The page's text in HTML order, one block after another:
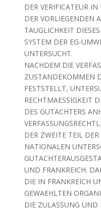
DER VERIFICATEUR
DER VORLIEGENDEN
TAUGLICHKEIT
SYSTEM DER EG-
UNTERSUCHT.
NACHDEM DIE
ZUSTANDEKOMMEN
FESTSTELLT,
RECHTMAESSIGKEIT
DES GUTACHTERS
DER ZWEITE TEIL
NATIONALEN
UND FRANKREICH.
DIE IN FRANKREICH
GEWAEHLTEN
DIE ZULASSUNG UND